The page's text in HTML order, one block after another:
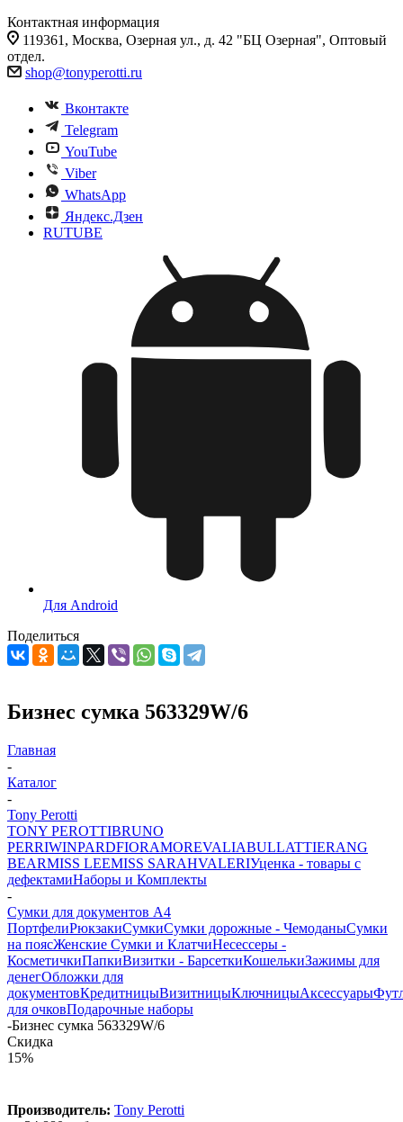
Контактная информация
119361, Москва, Озерная ул., д. 42 "БЦ Озерная", Оптовый
отдел.
shop@tonyperotti.ru
Вконтакте
Telegram
YouTube
Viber
WhatsApp
Яндекс.Дзен
RUTUBE
Для Android
Поделиться
Бизнес сумка 563329W/6
Главная
-
Каталог
-
Tony Perotti
TONY PEROTTIBRUNO
PERRIWINPARDFIORAMOREVALIABULLATTIERANG
BEARMISS LEEMISS SARAHVALERIУценка - товары с
дефектамиНаборы и Комплекты
-
Сумки для документов А4
ПортфелиРюкзакиСумкиСумки дорожные - ЧемоданыСумки
на поясЖенские Сумки и КлатчиНесессеры -
КосметичкиПапкиВизитки - БарсеткиКошелькиЗажимы для
денегОбложки для
документовКредитницыВизитницыКлючницыАксессуары
для очковПодарочные наборы
-Бизнес сумка 563329W/6
Скидка
15%
Производитель: Tony Perotti